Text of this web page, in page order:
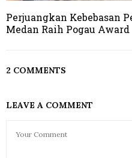
Perjuangkan Kebebasan
Medan Raih Pogau Award
2 COMMENTS
LEAVE A COMMENT